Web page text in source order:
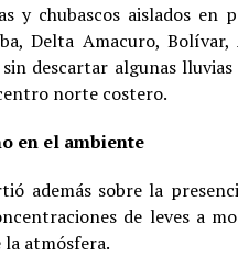
y chubascos aislados en
Delta Amacuro, Bolívar,
descartar algunas
norte costero.
en el ambiente
además sobre la
de leves a
la atmósfera.